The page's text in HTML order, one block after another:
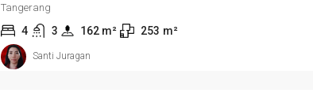
Tangerang
4 3 162 m² 253 m²
Santi Juragan